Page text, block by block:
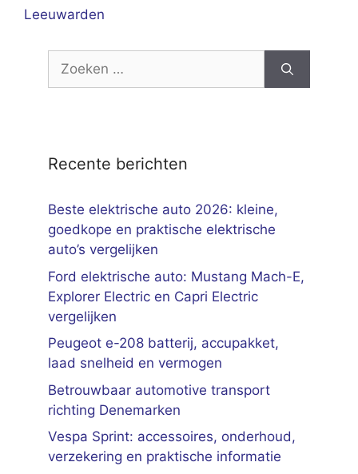
Leeuwarden
Zoek
Recente berichten
Beste elektrische auto 2026: kleine,
goedkope en praktische elektrische
auto’s vergelijken
Ford elektrische auto: Mustang Mach-E,
Explorer Electric en Capri Electric
vergelijken
Peugeot e-208 batterij, accupakket,
laad snelheid en vermogen
Betrouwbaar automotive transport
richting Denemarken
Vespa Sprint: accessoires, onderhoud,
verzekering en praktische informatie